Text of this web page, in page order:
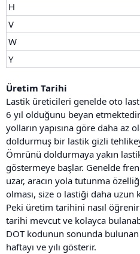
H
V
W
Y
Üretim Tarihi
Lastik üreticileri genelde oto
6 yıl olduğunu beyan
yolların yapısına göre daha az
doldurmuş bir lastik gizli
Ömrünü doldurmaya yakın
göstermeye başlar. Genelde
uzar, aracın yola tutunma
olması, size o lastiği daha uzun
Peki üretim tarihini nasıl
tarihi mevcut ve kolayca
DOT kodunun sonunda
haftayı ve yılı gösterir.